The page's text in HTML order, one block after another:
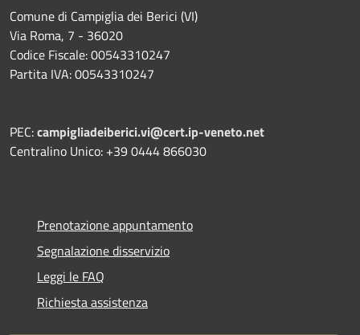
Comune di Campiglia dei Berici (VI)
Via Roma, 7 - 36020
Codice Fiscale: 00543310247
Partita IVA: 00543310247
PEC:campigliadeiberici.vi@cert.ip-veneto.net
Centralino Unico: +39 0444 866030
Prenotazione appuntamento
Segnalazione disservizio
Leggi le FAQ
Richiesta assistenza